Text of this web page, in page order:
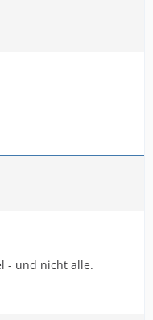
- und nicht alle.